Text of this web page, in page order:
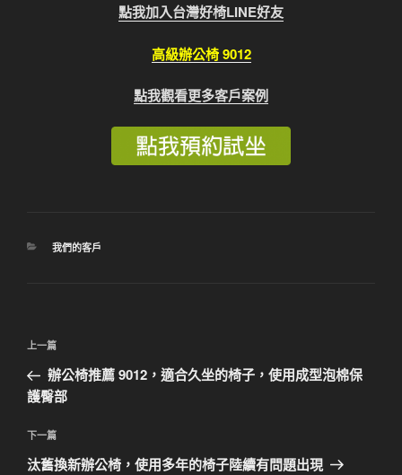
點我加入台灣好椅LINE好友
高級辦公椅 9012
點我觀看更多客戶案例
分
我們的客戶
文
導
覽
上
一
篇
章
上一篇
辦公椅推薦 9012，適合久坐的椅子，使用成型泡棉保
護臀部
下
一
下一篇
汰舊換新辦公椅，使用多年的椅子陸續有問題出現